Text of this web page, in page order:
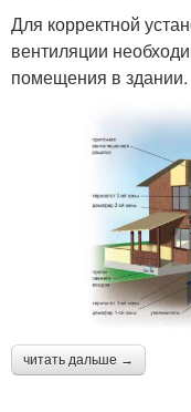
Для корректной
вентиляции
помещения в здании.
читать дальше →